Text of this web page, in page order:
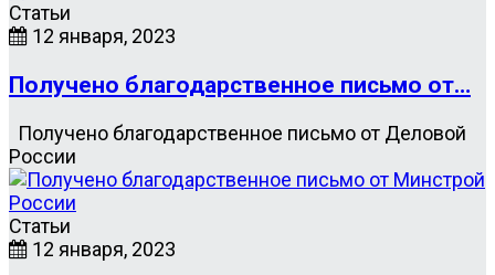
Статьи
12 января, 2023
Получено благодарственное письмо от…
Получено благодарственное письмо от Деловой
России
Статьи
12 января, 2023